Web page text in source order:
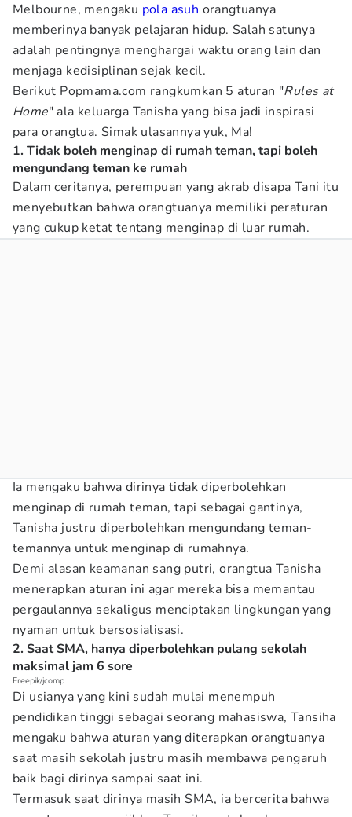
Melbourne, mengaku pola asuh orangtuanya
memberinya banyak pelajaran hidup. Salah satunya
adalah pentingnya menghargai waktu orang lain dan
menjaga kedisiplinan sejak kecil.
Berikut Popmama.com rangkumkan 5 aturan "Rules at
Home" ala keluarga Tanisha yang bisa jadi inspirasi
para orangtua. Simak ulasannya yuk, Ma!
1. Tidak boleh menginap di rumah teman, tapi boleh
mengundang teman ke rumah
Dalam ceritanya, perempuan yang akrab disapa Tani itu
menyebutkan bahwa orangtuanya memiliki peraturan
yang cukup ketat tentang menginap di luar rumah.
Ia mengaku bahwa dirinya tidak diperbolehkan
menginap di rumah teman, tapi sebagai gantinya,
Tanisha justru diperbolehkan mengundang teman-
temannya untuk menginap di rumahnya.
Demi alasan keamanan sang putri, orangtua Tanisha
menerapkan aturan ini agar mereka bisa memantau
pergaulannya sekaligus menciptakan lingkungan yang
nyaman untuk bersosialisasi.
2. Saat SMA, hanya diperbolehkan pulang sekolah
maksimal jam 6 sore
Freepik/jcomp
Di usianya yang kini sudah mulai menempuh
pendidikan tinggi sebagai seorang mahasiswa, Tansiha
mengaku bahwa aturan yang diterapkan orangtuanya
saat masih sekolah justru masih membawa pengaruh
baik bagi dirinya sampai saat ini.
Termasuk saat dirinya masih SMA, ia bercerita bahwa